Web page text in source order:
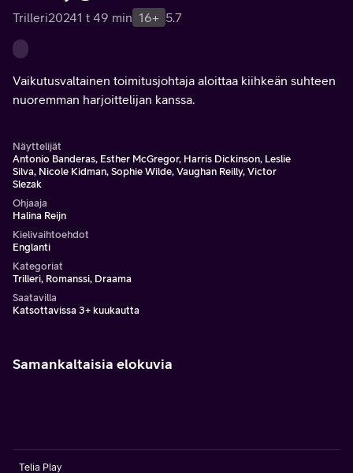
Trilleri20241 t 49 min 16+ 5.7
Vaikutusvaltainen toimitusjohtaja aloittaa kiihkeän suhteen
nuoremman harjoittelijan kanssa.
Näyttelijät
Antonio Banderas, Esther McGregor, Harris Dickinson, Leslie
Silva, Nicole Kidman, Sophie Wilde, Vaughan Reilly, Victor
Slezak
Ohjaaja
Halina Reijn
Kielivaihtoehdot
Englanti
Kategoriat
Trilleri, Romanssi, Draama
Saatavilla
Katsottavissa 3+ kuukautta
Samankaltaisia elokuvia
Telia Play